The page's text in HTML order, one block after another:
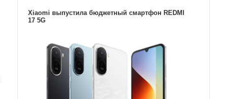
Xiaomi выпустила бюджетный смартфон REDMI
17 5G